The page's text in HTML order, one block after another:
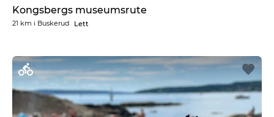
Kongsbergs museumsrute
21 km i Buskerud Lett